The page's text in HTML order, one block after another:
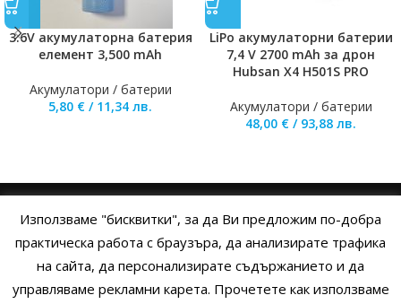
3.6V акумулаторна батерия
елемент 3,500 mAh
Акумулатори / батерии
5,80 € / 11,34 лв.
LiPo акумулаторни батерии
7,4 V 2700 mAh за дрон
Hubsan X4 H501S PRO
Акумулатори / батерии
48,00 € / 93,88 лв.
ОБЩИ УСЛОВИЯ УСЛОВИЯ И ПРАВИЛА
ПОЛИТИКА НА БИСКВИТКИТЕПОЛИТИКА ЗА ПОВЕРИТЕЛНОСТ
Използваме "бисквитки", за да Ви предложим по-добра
практическа работа с браузъра, да анализирате трафика
на сайта, да персонализирате съдържанието и да
управляваме рекламни карета. Прочетете как използваме